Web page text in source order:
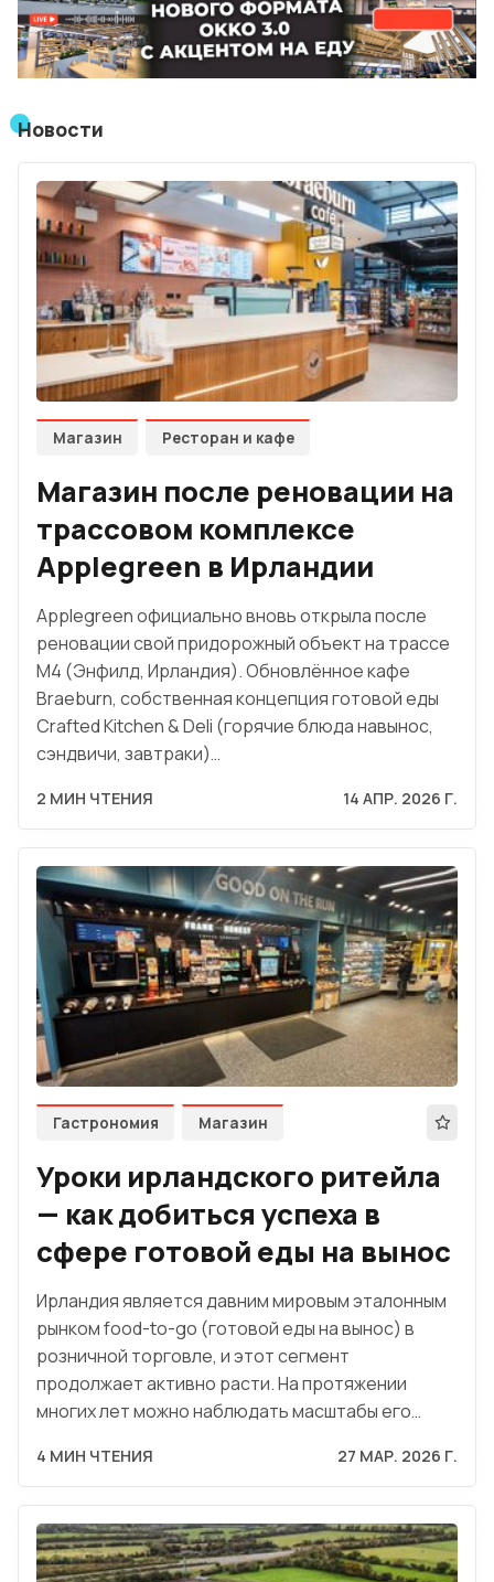
Лучшие АЗС мира
Мнения
Подписка
Условия использования материалов
Политика конфиденциальности и cookie
Новости
Магазин Ресторан и кафе
Магазин после реновации на
трассовом комплексе
Applegreen в Ирландии
Applegreen официально вновь открыла после
реновации свой придорожный объект на трассе
М4 (Энфилд, Ирландия). Обновлённое кафе
Braeburn, собственная концепция готовой еды
Crafted Kitchen & Deli (горячие блюда навынос,
сэндвичи, завтраки)…
2 МИН ЧТЕНИЯ 14 АПР. 2026 Г.
Гастрономия Магазин
Уроки ирландского ритейла
— как добиться успеха в
сфере готовой еды на вынос
Ирландия является давним мировым эталонным
рынком food-to-go (готовой еды на вынос) в
розничной торговле, и этот сегмент
продолжает активно расти. На протяжении
многих лет можно наблюдать масштабы его…
4 МИН ЧТЕНИЯ 27 МАР. 2026 Г.